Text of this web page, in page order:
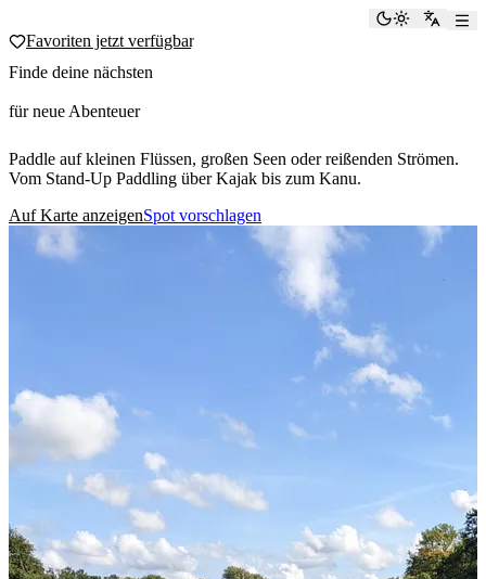
Zu
Favoriten jetzt verfügbar
Finde deine nächsten
für neue Abenteuer
Paddle auf kleinen Flüssen, großen Seen oder reißenden Strömen.
Vom Stand-Up Paddling über Kajak bis zum Kanu.
Auf Karte anzeigenSpot vorschlagen